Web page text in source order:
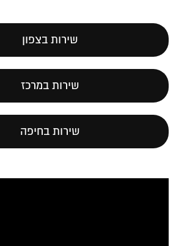
שירות בצפון
שירות במרכז
שירות בחיפה